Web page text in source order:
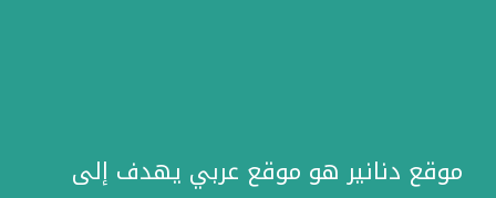
موقع دنانير هو موقع عربي يهدف إلى